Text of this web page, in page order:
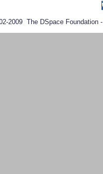
2009 The DSpace Foundation -